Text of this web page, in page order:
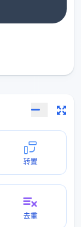
转置
去重